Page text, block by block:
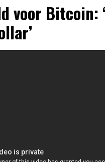
voor Bitcoin: